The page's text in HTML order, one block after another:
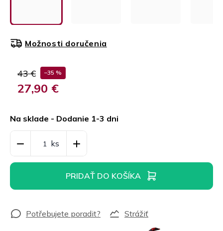
43 € –35 %
27,90 €
cena:
Na sklade - Dodanie 1-3 dni
Možnosti doručenia
PRIDAŤ DO KOŠÍKA
Strážiť